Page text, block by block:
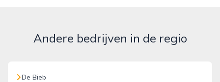
Andere bedrijven in de regio
De Bieb